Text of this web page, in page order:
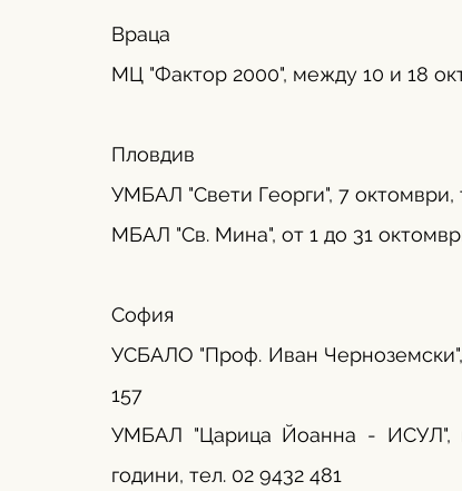
Враца
МЦ "Фактор 2000", между 10 и 18
Пловдив
УМБАЛ "Свети Георги", 7 октомври,
МБАЛ "Св. Мина", от 1 до 31
София
УСБАЛО "Проф. Иван
157
УМБАЛ "Царица Йоанна - ИСУЛ",
години, тел. 02 9432 481